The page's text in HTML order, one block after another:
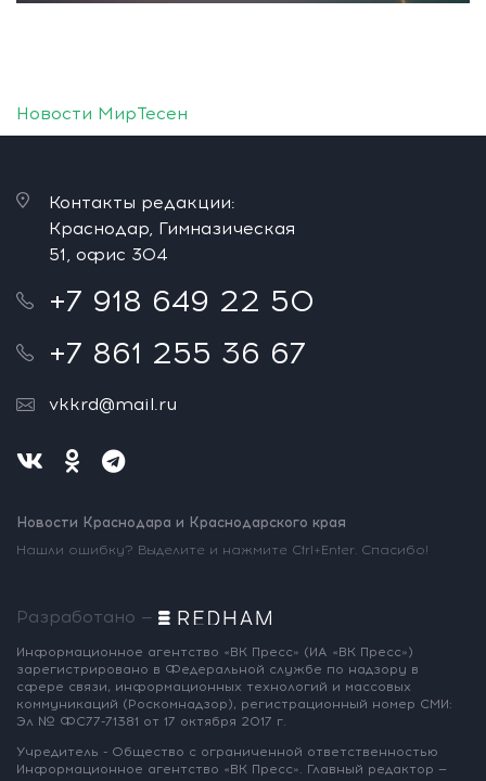
Новости МирТесен
Контакты редакции:
Краснодар, Гимназическая
51, офис 304
+7 918 649 22 50
+7 861 255 36 67
vkkrd@mail.ru
Новости Краснодара и Краснодарского края
Нашли ошибку? Выделите и нажмите Ctrl+Enter. Спасибо!
Разработано —
Информационное агентство «ВК Пресс» (ИА «ВК Пресс»)
зарегистрировано в Федеральной службе по надзору в
сфере связи, информационных технологий и массовых
коммуникаций (Роскомнадзор), регистрационный номер СМИ:
Эл № ФС77-71381 от 17 октября 2017 г.
Учредитель - Общество с ограниченной ответственностью
Информационное агентство «ВК Пресс». Главный редактор —